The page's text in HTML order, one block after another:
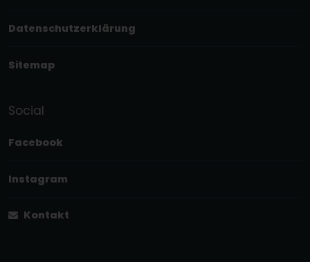
Datenschutzerklärung
Sitemap
Social
Facebook
Instagram
Kontakt